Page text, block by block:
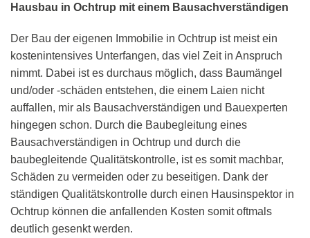
Hausbau in Ochtrup mit einem Bausachverständigen
Der Bau der eigenen Immobilie in Ochtrup ist meist ein
kostenintensives Unterfangen, das viel Zeit in Anspruch
nimmt. Dabei ist es durchaus möglich, dass Baumängel
und/oder -schäden entstehen, die einem Laien nicht
auffallen, mir als Bausachverständigen und Bauexperten
hingegen schon. Durch die Baubegleitung eines
Bausachverständigen in Ochtrup und durch die
baubegleitende Qualitätskontrolle, ist es somit machbar,
Schäden zu vermeiden oder zu beseitigen. Dank der
ständigen Qualitätskontrolle durch einen Hausinspektor in
Ochtrup können die anfallenden Kosten somit oftmals
deutlich gesenkt werden.